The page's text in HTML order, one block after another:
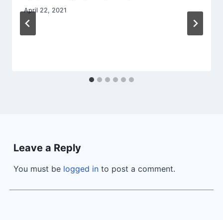
April 22, 2021
Leave a Reply
You must be logged in to post a comment.